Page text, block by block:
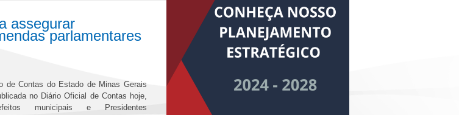
assegurar
parlamentares
de Contas do Estado de Minas Gerais
no Diário Oficial de Contas hoje,
municipais e Presidentes